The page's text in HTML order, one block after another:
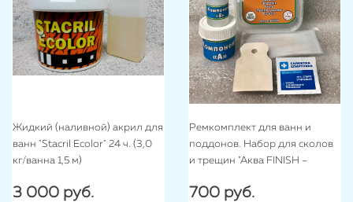
Жидкий (наливной) акрил для
ванн "Stacril Ecolor" 24 ч. (3,0
кг/ванна 1,5 м)
3 000 руб.
Ремкомплект для ванн и
поддонов. Набор для сколов
и трещин "Аква FINISH –
700 руб.